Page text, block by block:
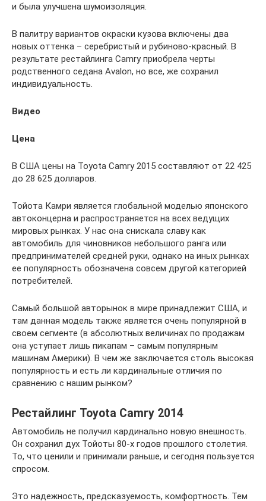
и была улучшена шумоизоляция.
В палитру вариантов окраски кузова включены два
новых оттенка – серебристый и рубиново-красный. В
результате рестайлинга Camry приобрела черты
родственного седана Avalon, но все, же сохранил
индивидуальность.
Видео
Цена
В США цены на Toyota Camry 2015 составляют от 22 425
до 28 625 долларов.
Тойота Камри является глобальной моделью японского
автоконцерна и распространяется на всех ведущих
мировых рынках. У нас она снискала славу как
автомобиль для чиновников небольшого ранга или
предпринимателей средней руки, однако на иных рынках
ее популярность обозначена совсем другой категорией
потребителей.
Самый большой авторынок в мире принадлежит США, и
там данная модель также является очень популярной в
своем сегменте (в абсолютных величинах по продажам
она уступает лишь пикапам – самым популярным
машинам Америки). В чем же заключается столь высокая
популярность и есть ли кардинальные отличия по
сравнению с нашим рынком?
Рестайлинг Toyota Camry 2014
Автомобиль не получил кардинально новую внешность.
Он сохранил дух Тойоты 80-х годов прошлого столетия.
То, что ценили и принимали раньше, и сегодня пользуется
спросом.
Это надежность, предсказуемость, комфортность. Тем